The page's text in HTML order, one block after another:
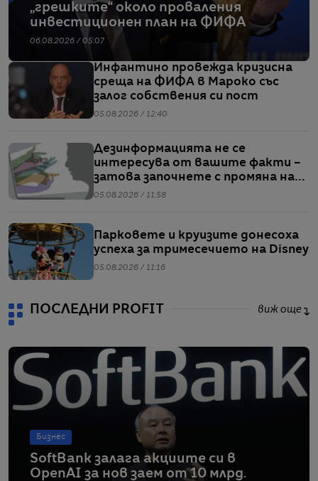
„грешките“ около проваления
инвестиционен план на ФИФА
06.08.2026 / 05:07
Инфантино провежда кризисна
среща на ФИФА в Мароко със
залог собствения си пост
05.08.2026 / 12:40
Дезинформацията не се
интересува от вашите факти –
затова започнете с промяна на
нагласите
05.08.2026 / 11:58
Парковете и круизите донесоха
успеха за тримесечието на Disney
05.08.2026 / 11:16
ПОСЛЕДНИ PROFIT виж още
Бизнес
SoftBank залага акциите си в
OpenAI за нов заем от 10 млрд.